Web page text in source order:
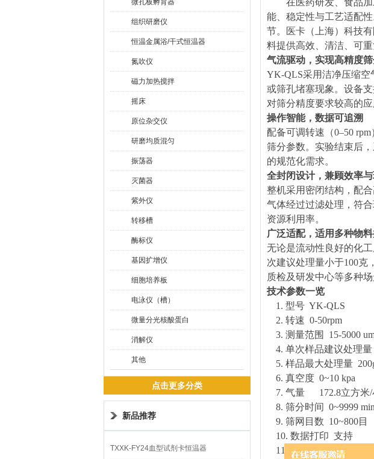
微孔板孵育器
组织研磨仪
恒温金属浴/干式恒温器
氮吹仪
磁力加热搅拌
摇床
原位杂交仪
研磨均质混匀
振荡器
灭菌器
紫外仪
转移槽
酶标仪
基因扩增仪
细胞培养板
电泳仪（槽）
微量分光核酸蛋白
消解仪
其他
点击更多分类
新品推荐
TXXK-FY24血型试剂卡恒温器
在医药研发、食品
能、稳定性与工艺适配
节。医卡（上海）科技
料提供高效、清洁、可重
气流驱动，实现高精度
YK-QLS采用洁净压缩空
或筛孔堵塞现象。设备
对筛分精度要求较高的应
操作智能，数据可追溯
配备可调转速（0–50
筛分参数。实验结束后
的规范化需求。
全封闭设计，兼顾效率
整机采用密闭结构，配
气体经过过滤处理，符
资源利用率。
广泛适配，适用多种物
无论是流动性良好的化
次建议处理量小于100克
质检及研发中心等多种场
技术参数一览
1. 型号 YK-QLS
2. 转速 0-50rpm
3. 测量范围
15-5000
4. 单次样品建议处理量
5. 样品最大处理量
6. 真空度 0~10 kpa
7. 气量
172.8立方米
8. 筛分时间 0~9999 min
9. 筛网目数 10~800目
10. 数据打印 支持
11.
正反转功能 支持